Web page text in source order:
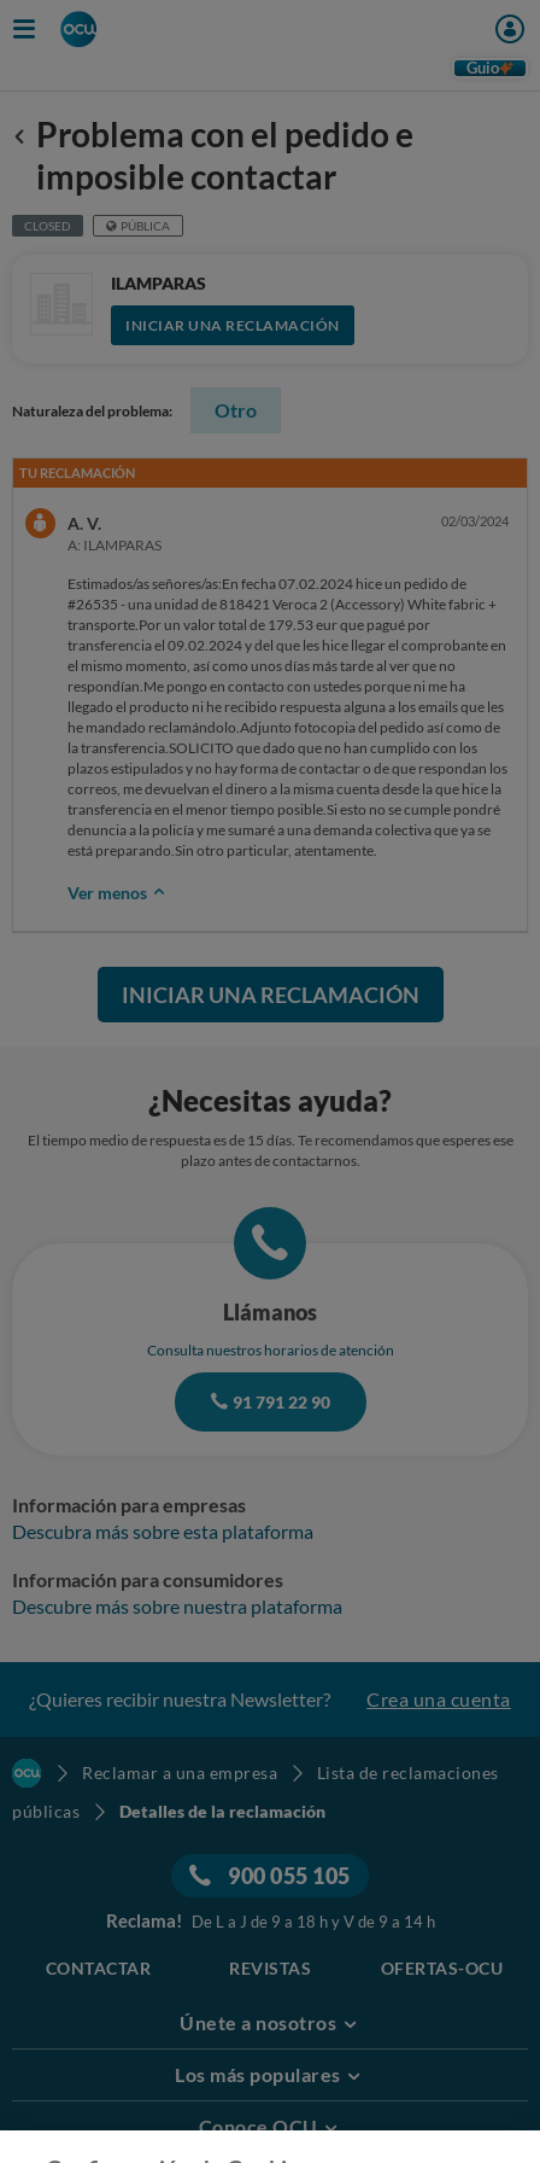
Guio
Anterior
Problema con el pedido e
imposible contactar
CLOSED PÚBLICA
ILAMPARAS
INICIAR UNA RECLAMACIÓN
Naturaleza del problema: Otro
TU RECLAMACIÓN
A. V.
A: ILAMPARAS
02/03/2024
Estimados/as señores/as:En fecha 07.02.2024 hice un pedido de
#26535 - una unidad de 818421 Veroca 2 (Accessory) White fabric +
transporte.Por un valor total de 179.53 eur que pagué por
transferencia el 09.02.2024 y del que les hice llegar el comprobante en
el mismo momento, así como unos días más tarde al ver que no
respondían.Me pongo en contacto con ustedes porque ni me ha
llegado el producto ni he recibido respuesta alguna a los emails que les
he mandado reclamándolo.Adjunto fotocopia del pedido así como de
la transferencia.SOLICITO que dado que no han cumplido con los
plazos estipulados y no hay forma de contactar o de que respondan los
correos, me devuelvan el dinero a la misma cuenta desde la que hice la
transferencia en el menor tiempo posible.Si esto no se cumple pondré
denuncia a la policía y me sumaré a una demanda colectiva que ya se
está preparando.Sin otro particular, atentamente.
Ver menos
INICIAR UNA RECLAMACIÓN
¿Necesitas ayuda?
El tiempo medio de respuesta es de 15 días. Te recomendamos que esperes ese
plazo antes de contactarnos.
Llámanos
Consulta nuestros horarios de atención
91 791 22 90
Información para empresas
Descubra más sobre esta plataforma
Información para consumidores
Descubre más sobre nuestra plataforma
¿Quieres recibir nuestra Newsletter? Crea una cuenta
Reclamar a una empresa
Lista de reclamaciones
públicas
Detalles de la reclamación
900 055 105
Reclama! De L a J de 9 a 18 h y V de 9 a 14 h
CONTACTAR REVISTAS OFERTAS-OCU
Únete a nosotros
Los más populares
Conoce OCU